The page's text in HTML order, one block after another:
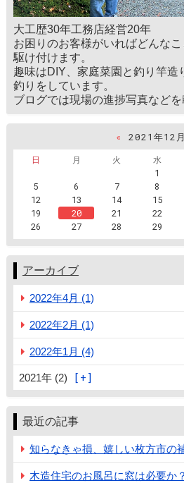
大工歴30年工務店経営20年
お困りのお客様がいればどんな
駆け付けます。
趣味はDIY、家庭菜園と釣り竿造
釣りをしています。
ブログでは現場の進捗写真など
« 2021年12月
日
月 火 水
1
5
6 7 8
12
13 14 15
19
20 21 22
26
27 28 29
アーカイブ
2022年4月 (1)
2022年2月 (1)
2022年1月 (4)
2021年 (2)
最近の記事
知らなきゃ損、嬉しい枚方市の
木造住宅のお風呂に窓は必要か？